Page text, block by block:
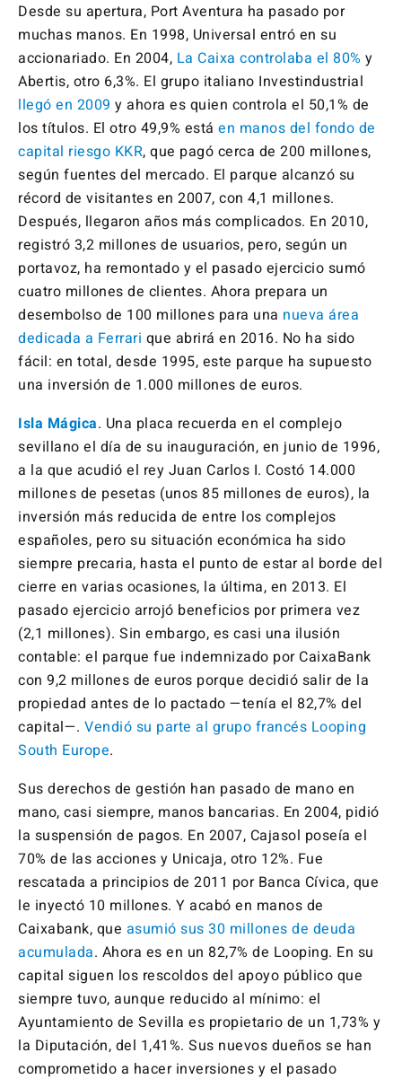
Desde su apertura, Port Aventura ha pasado por
muchas manos. En 1998, Universal entró en su
accionariado. En 2004, La Caixa controlaba el 80% y
Abertis, otro 6,3%. El grupo italiano Investindustrial
llegó en 2009 y ahora es quien controla el 50,1% de
los títulos. El otro 49,9% está en manos del fondo de
capital riesgo KKR, que pagó cerca de 200 millones,
según fuentes del mercado. El parque alcanzó su
récord de visitantes en 2007, con 4,1 millones.
Después, llegaron años más complicados. En 2010,
registró 3,2 millones de usuarios, pero, según un
portavoz, ha remontado y el pasado ejercicio sumó
cuatro millones de clientes. Ahora prepara un
desembolso de 100 millones para una nueva área
dedicada a Ferrari que abrirá en 2016. No ha sido
fácil: en total, desde 1995, este parque ha supuesto
una inversión de 1.000 millones de euros.
Isla Mágica. Una placa recuerda en el complejo
sevillano el día de su inauguración, en junio de 1996,
a la que acudió el rey Juan Carlos I. Costó 14.000
millones de pesetas (unos 85 millones de euros), la
inversión más reducida de entre los complejos
españoles, pero su situación económica ha sido
siempre precaria, hasta el punto de estar al borde del
cierre en varias ocasiones, la última, en 2013. El
pasado ejercicio arrojó beneficios por primera vez
(2,1 millones). Sin embargo, es casi una ilusión
contable: el parque fue indemnizado por CaixaBank
con 9,2 millones de euros porque decidió salir de la
propiedad antes de lo pactado —tenía el 82,7% del
capital—. Vendió su parte al grupo francés Looping
South Europe.
Sus derechos de gestión han pasado de mano en
mano, casi siempre, manos bancarias. En 2004, pidió
la suspensión de pagos. En 2007, Cajasol poseía el
70% de las acciones y Unicaja, otro 12%. Fue
rescatada a principios de 2011 por Banca Cívica, que
le inyectó 10 millones. Y acabó en manos de
Caixabank, que asumió sus 30 millones de deuda
acumulada. Ahora es en un 82,7% de Looping. En su
capital siguen los rescoldos del apoyo público que
siempre tuvo, aunque reducido al mínimo: el
Ayuntamiento de Sevilla es propietario de un 1,73% y
la Diputación, del 1,41%. Sus nuevos dueños se han
comprometido a hacer inversiones y el pasado